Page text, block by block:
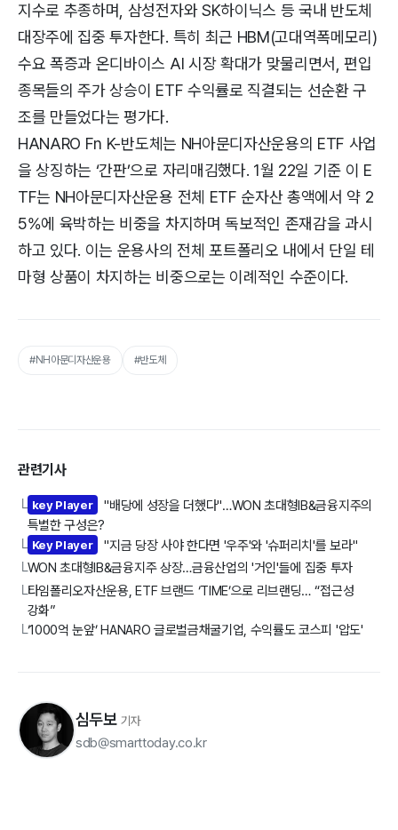
지수로 추종하며, 삼성전자와 SK하이닉스 등 국내 반도체
대장주에 집중 투자한다. 특히 최근 HBM(고대역폭메모리)
수요 폭증과 온디바이스 AI 시장 확대가 맞물리면서, 편입
종목들의 주가 상승이 ETF 수익률로 직결되는 선순환 구
조를 만들었다는 평가다.
HANARO Fn K-반도체는 NH아문디자산운용의 ETF 사업
을 상징하는 ‘간판’으로 자리매김했다. 1월 22일 기준 이 E
TF는 NH아문디자산운용 전체 ETF 순자산 총액에서 약 2
5%에 육박하는 비중을 차지하며 독보적인 존재감을 과시
하고 있다. 이는 운용사의 전체 포트폴리오 내에서 단일 테
마형 상품이 차지하는 비중으로는 이례적인 수준이다.
#NH아문디자산운용 #반도체
관련기사
└ key Player
"배당에 성장을 더했다"…WON 초대형IB&금융지주의
특별한 구성은?
└ Key Player "지금 당장 사야 한다면 '우주'와 '슈퍼리치'를 보라"
└WON 초대형IB&금융지주 상장…금융산업의 '거인'들에 집중 투자
└타임폴리오자산운용, ETF 브랜드 ‘TIME’으로 리브랜딩… “접근성
강화”
└‘1000억 눈앞’ HANARO 글로벌금채굴기업, 수익률도 코스피 '압도'
심두보 기자
sdb@smarttoday.co.kr